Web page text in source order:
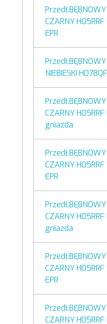
CZARNY
EPR
NIEBIESKI
CZARNY
gniazda
CZARNY
EPR
CZARNY
gniazda
CZARNY
EPR
CZARNY